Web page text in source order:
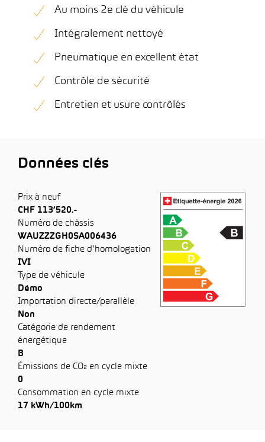
Au moins 2e clé du véhicule
Intégralement nettoyé
Pneumatique en excellent état
Contrôle de sécurité
Entretien et usure contrôlés
Données clés
Prix à neuf
CHF 113’520.-
Numéro de châssis
WAUZZZGH0SA006436
Numéro de fiche d’homologation
IVI
Type de véhicule
Démo
Importation directe/parallèle
Non
Catégorie de rendement
énergétique
B
Émissions de CO₂ en cycle mixte
0
Consommation en cycle mixte
17 kWh/100km